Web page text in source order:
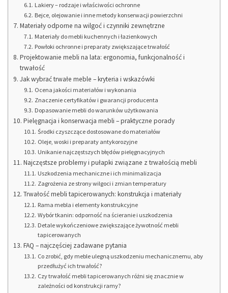
Lakiery – rodzaje i właściwości ochronne
Bejce, olejowanie i inne metody konserwacji powierzchni
Materiały odporne na wilgoć i czynniki zewnętrzne
Materiały do mebli kuchennych i łazienkowych
Powłoki ochronne i preparaty zwiększające trwałość
Projektowanie mebli na lata: ergonomia, funkcjonalność i
trwałość
Jak wybrać trwałe meble – kryteria i wskazówki
Ocena jakości materiałów i wykonania
Znaczenie certyfikatów i gwarancji producenta
Dopasowanie mebli do warunków użytkowania
Pielęgnacja i konserwacja mebli – praktyczne porady
Środki czyszczące dostosowane do materiałów
Oleje, woski i preparaty antykorozyjne
Unikanie najczęstszych błędów pielęgnacyjnych
Najczęstsze problemy i pułapki związane z trwałością mebli
Uszkodzenia mechaniczne i ich minimalizacja
Zagrożenia ze strony wilgoci i zmian temperatury
Trwałość mebli tapicerowanych: konstrukcja i materiały
Rama mebla i elementy konstrukcyjne
Wybór tkanin: odporność na ścieranie i uszkodzenia
Detale wykończeniowe zwiększające żywotność mebli
tapicerowanych
FAQ – najczęściej zadawane pytania
Co zrobić, gdy meble ulegną uszkodzeniu mechanicznemu, aby
przedłużyć ich trwałość?
Czy trwałość mebli tapicerowanych różni się znacznie w
zależności od konstrukcji ramy?